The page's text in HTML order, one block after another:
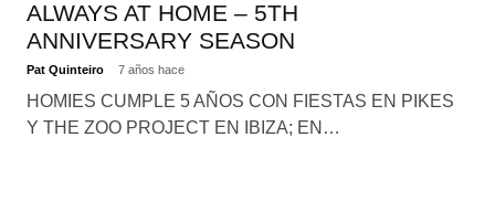
ALWAYS AT HOME – 5TH
ANNIVERSARY SEASON
Pat Quinteiro 7 años hace
HOMIES CUMPLE 5 AÑOS CON FIESTAS EN PIKES
Y THE ZOO PROJECT EN IBIZA; EN…